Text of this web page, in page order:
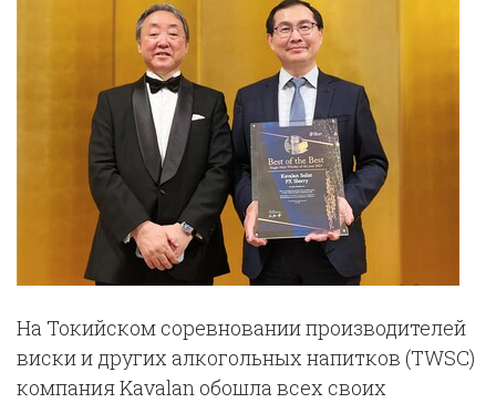
На Токийском соревновании производителей
виски и других алкогольных напитков (TWSC)
компания Kavalan обошла всех своих